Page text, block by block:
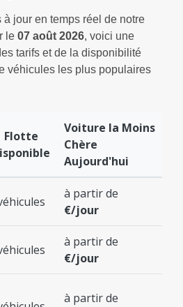
jour en temps réel de notre
le 07 août 2026, voici une
tarifs et de la disponibilité
véhicules les plus populaires
Flotte
Voiture la Moins
Chère
Aujourd'hui
à partir de
€/jour
à partir de
€/jour
à partir de